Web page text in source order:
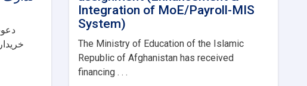
Integration of MoE/Payroll-MIS
System)
The Ministry of Education of the Islamic
Republic of Afghanistan has received
financing . . .